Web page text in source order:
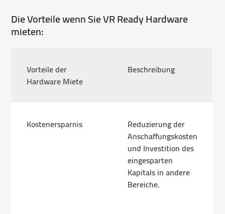
Die Vorteile wenn Sie VR Ready Hardware
mieten:
Vorteile der
Hardware Miete
Beschreibung
Kostenersparnis
Reduzierung der
Anschaffungskosten
und Investition des
eingesparten
Kapitals in andere
Bereiche.